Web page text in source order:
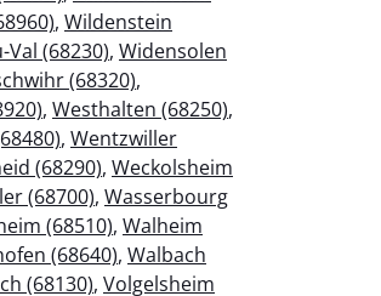
, Wildenstein
Val (68230), Widensolen
(68320),
, Westhalten (68250),
, Wentzwiller
(68290), Weckolsheim
(68700), Wasserbourg
(68510), Walheim
(68640), Walbach
(68130), Volgelsheim